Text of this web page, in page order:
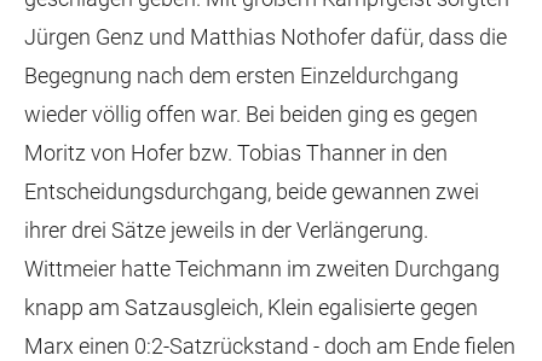
Jürgen Genz und Matthias Nothofer dafür, dass die
Begegnung nach dem ersten Einzeldurchgang
wieder völlig offen war. Bei beiden ging es gegen
Moritz von Hofer bzw. Tobias Thanner in den
Entscheidungsdurchgang, beide gewannen zwei
ihrer drei Sätze jeweils in der Verlängerung.
Wittmeier hatte Teichmann im zweiten Durchgang
knapp am Satzausgleich, Klein egalisierte gegen
Marx einen 0:2-Satzrückstand - doch am Ende fielen